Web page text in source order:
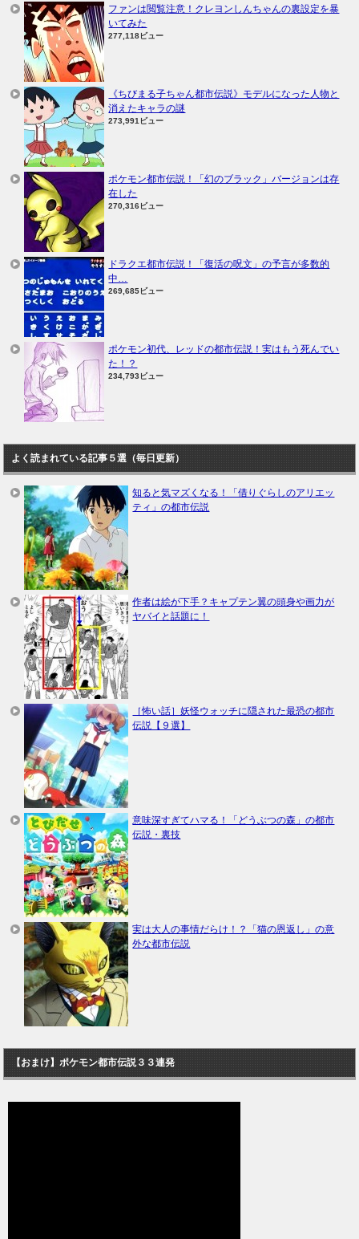
ファンは閲覧注意！クレヨンしんちゃんの裏設定を暴
いてみた
277,118ビュー
《ちびまる子ちゃん都市伝説》モデルになった人物と
消えたキャラの謎
273,991ビュー
ポケモン都市伝説！「幻のブラック」バージョンは存
在した
270,316ビュー
ドラクエ都市伝説！「復活の呪文」の予言が多数的
中…
269,685ビュー
ポケモン初代、レッドの都市伝説！実はもう死んでい
た！？
234,793ビュー
よく読まれている記事５選（毎日更新）
知ると気マズくなる！「借りぐらしのアリエッ
ティ」の都市伝説
作者は絵が下手？キャプテン翼の頭身や画力が
ヤバイと話題に！
［怖い話］妖怪ウォッチに隠された最恐の都市
伝説【９選】
意味深すぎてハマる！「どうぶつの森」の都市
伝説・裏技
実は大人の事情だらけ！？「猫の恩返し」の意
外な都市伝説
【おまけ】ポケモン都市伝説３３連発